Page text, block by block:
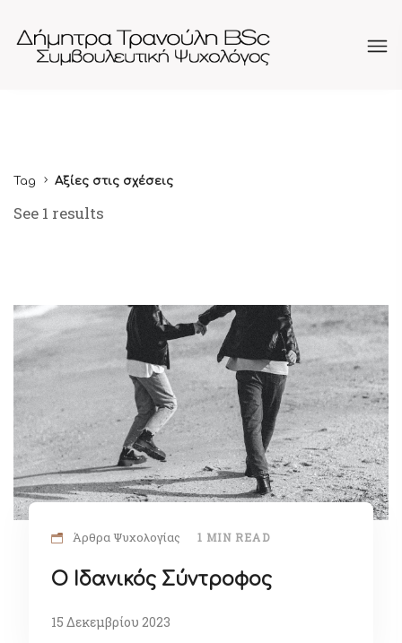
Tag Αξίες στις σχέσεις
See 1 results
Άρθρα Ψυχολογίας 1 MIN READ
Ο Ιδανικός Σύντροφος
15 Δεκεμβρίου 2023